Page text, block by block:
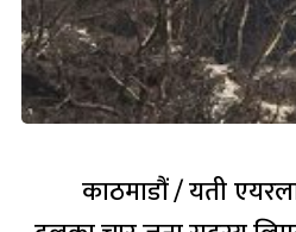
काठमाडौं / यती